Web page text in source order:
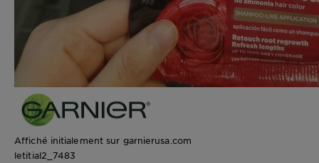
Affiché initialement sur garnierusa.com
letitial2_7483